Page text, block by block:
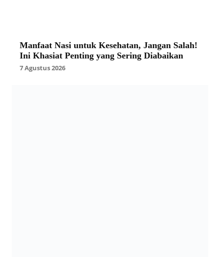
Manfaat Nasi untuk Kesehatan, Jangan Salah!
Ini Khasiat Penting yang Sering Diabaikan
7 Agustus 2026